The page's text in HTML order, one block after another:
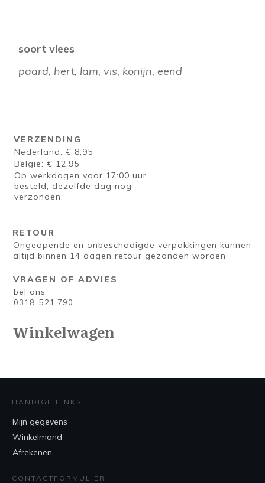
soort vlees
paard, hert, lam, vis, konijn, eend
VERZENDING
Nederland: € 8,95
België: € 12,95
Op werkdagen voor 17:00 uur
besteld, dezelfde dag nog
verzonden.
RETOUR
Ongeopende en onbeschadigde verpakkingen kunnen
altijd binnen 14 dagen retour gezonden worden
VRAGEN OF ADVIES
bel ons
0318-521 790
Winkelwagen
HANDIGE LINKS
Mijn gegevens
Winkelmand
Afrekenen
CONTACTFORMULIER